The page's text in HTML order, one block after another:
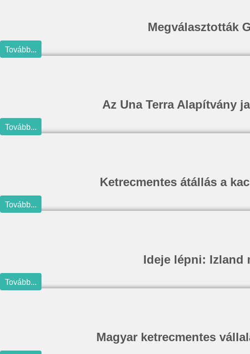
Megválasztották
Tovább...
Az Una Terra Alapítvány
Tovább...
Ketrecmentes átállás a
Tovább...
Ideje lépni: Izland
Tovább...
Magyar ketrecmentes